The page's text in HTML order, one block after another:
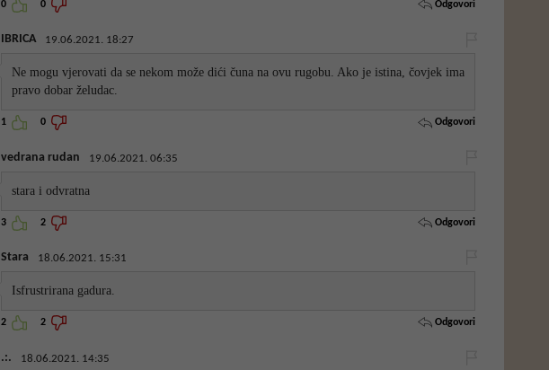
0 0 Odgovori
IBRICA 19.06.2021. 18:27
Ne mogu vjerovati da se nekom može dići čuna na ovu rugobu. Ako je istina, čovjek ima
pravo dobar želudac.
1 0 Odgovori
vedrana rudan 19.06.2021. 06:35
stara i odvratna
3 2 Odgovori
Stara 18.06.2021. 15:31
Isfrustrirana gadura.
2 2 Odgovori
.:. 18.06.2021. 14:35